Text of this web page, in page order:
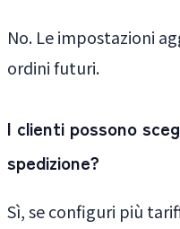
No. Le impostazioni
ordini futuri.
I clienti possono
spedizione?
Sì, se configuri più